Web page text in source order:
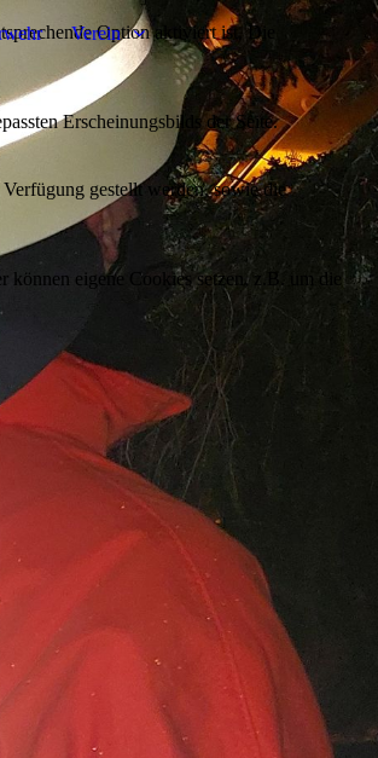
Verein
Option aktiviert ist. Die
Erscheinungsbilds der Seite.
gestellt werden, sowie die
eigene Cookies setzen, z.B. um die